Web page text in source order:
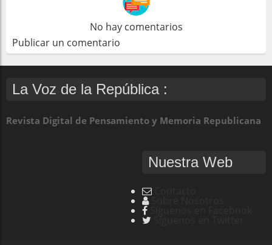
No hay comentarios
Publicar un comentario
La Voz de la República :
Revista Digital de Pensamiento y Memoria Republicana
Nuestra Web